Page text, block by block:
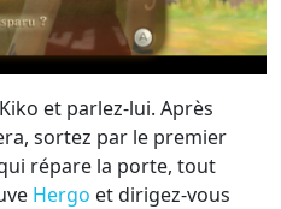
et parlez-lui. Après
sortez par le premier
répare la porte, tout
Hergo et dirigez-vous